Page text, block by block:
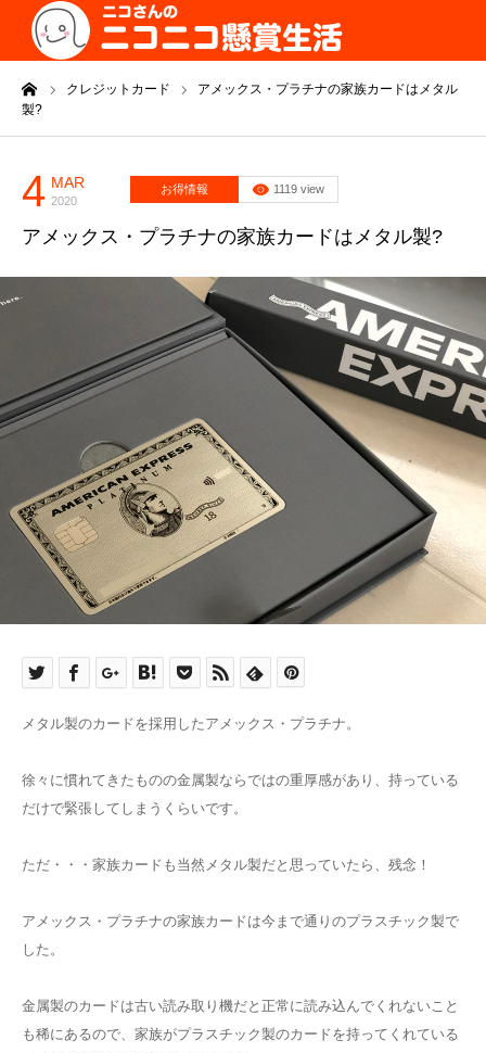
クレジットカード
アメックス・プラチナの家族カードはメタル
製?
4 MAR
2020
お得情報 1119 view
アメックス・プラチナの家族カードはメタル製?
メタル製のカードを採用したアメックス・プラチナ。
徐々に慣れてきたものの金属製ならではの重厚感があり、持っている
だけで緊張してしまうくらいです。
ただ・・・家族カードも当然メタル製だと思っていたら、残念！
アメックス・プラチナの家族カードは今まで通りのプラスチック製で
した。
金属製のカードは古い読み取り機だと正常に読み込んでくれないこと
も稀にあるので、家族がプラスチック製のカードを持ってくれている